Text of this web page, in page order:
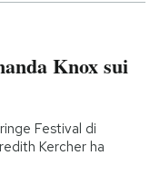
Knox sui
Festival di
Kercher ha